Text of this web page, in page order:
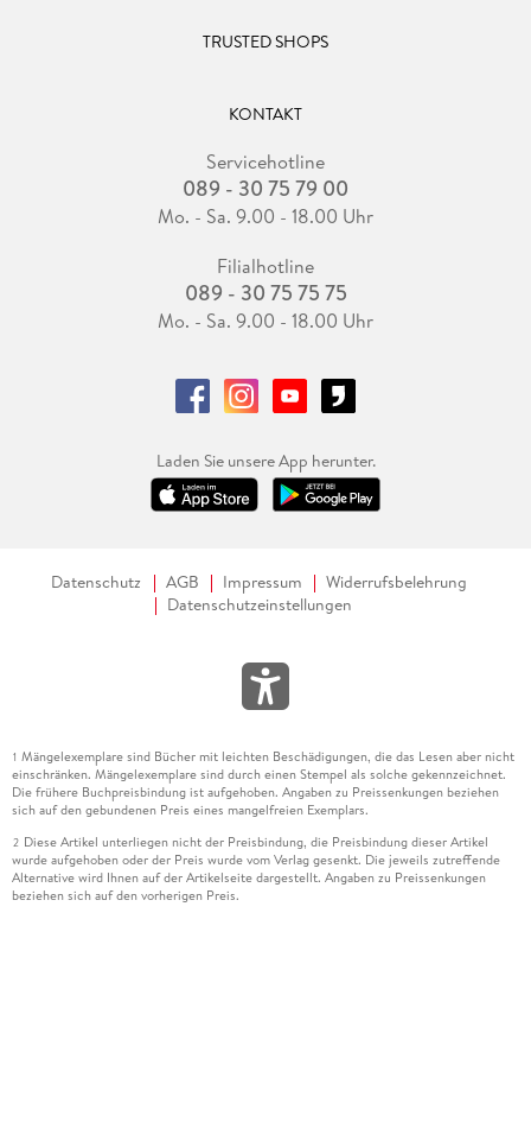
TRUSTED SHOPS
KONTAKT
Servicehotline
089 - 30 75 79 00
Mo. - Sa. 9.00 - 18.00 Uhr
Filialhotline
089 - 30 75 75 75
Mo. - Sa. 9.00 - 18.00 Uhr
Laden Sie unsere App herunter.
Datenschutz AGB Impressum
Widerrufsbelehrung
Datenschutzeinstellungen
1 Mängelexemplare sind Bücher mit leichten Beschädigungen, die das Lesen aber nicht
einschränken. Mängelexemplare sind durch einen Stempel als solche gekennzeichnet.
Die frühere Buchpreisbindung ist aufgehoben. Angaben zu Preissenkungen beziehen
sich auf den gebundenen Preis eines mangelfreien Exemplars.
2 Diese Artikel unterliegen nicht der Preisbindung, die Preisbindung dieser Artikel
wurde aufgehoben oder der Preis wurde vom Verlag gesenkt. Die jeweils zutreffende
Alternative wird Ihnen auf der Artikelseite dargestellt. Angaben zu Preissenkungen
beziehen sich auf den vorherigen Preis.